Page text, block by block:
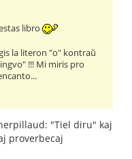
libro
la literon "o" kontraŭ
!!! Mi miris pro
"Tiel diru" kaj
proverbecaj